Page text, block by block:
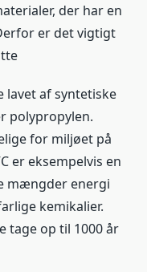
der har en
er det vigtigt
af syntetiske
polypropylen.
for miljøet på
er eksempelvis en
mængder energi
kemikalier.
tage op til 1000 år